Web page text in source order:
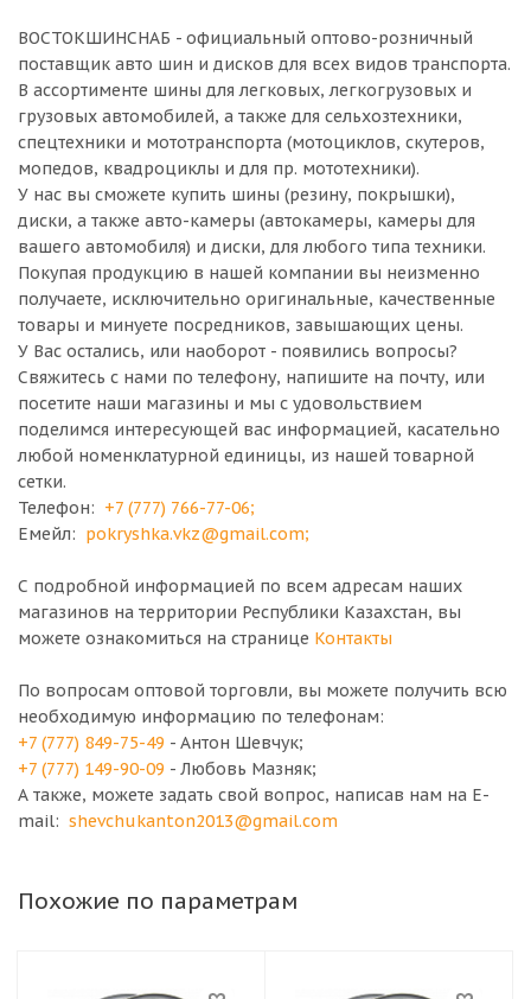
ВОСТОКШИНСНАБ - официальный оптово-розничный
поставщик авто шин и дисков для всех видов транспорта.
В ассортименте шины для легковых, легкогрузовых и
грузовых автомобилей, а также для сельхозтехники,
спецтехники и мототранспорта (мотоциклов, скутеров,
мопедов, квадроциклы и для пр. мототехники).
У нас вы сможете купить шины (резину, покрышки),
диски, а также авто-камеры (автокамеры, камеры для
вашего автомобиля) и диски, для любого типа техники.
Покупая продукцию в нашей компании вы неизменно
получаете, исключительно оригинальные, качественные
товары и минуете посредников, завышающих цены.
У Вас остались, или наоборот - появились вопросы?
Свяжитесь с нами по телефону, напишите на почту, или
посетите наши магазины и мы с удовольствием
поделимся интересующей вас информацией, касательно
любой номенклатурной единицы, из нашей товарной
сетки.
Телефон: +7 (777) 766-77-06;
Емейл: pokryshka.vkz@gmail.com;
С подробной информацией по всем адресам наших
магазинов на территории Республики Казахстан, вы
можете ознакомиться на странице Контакты
По вопросам оптовой торговли, вы можете получить всю
необходимую информацию по телефонам:
+7 (777) 849-75-49 - Антон Шевчук;
+7 (777) 149-90-09 - Любовь Мазняк;
А также, можете задать свой вопрос, написав нам на E-
mail: shevchukanton2013@gmail.com
Похожие по параметрам